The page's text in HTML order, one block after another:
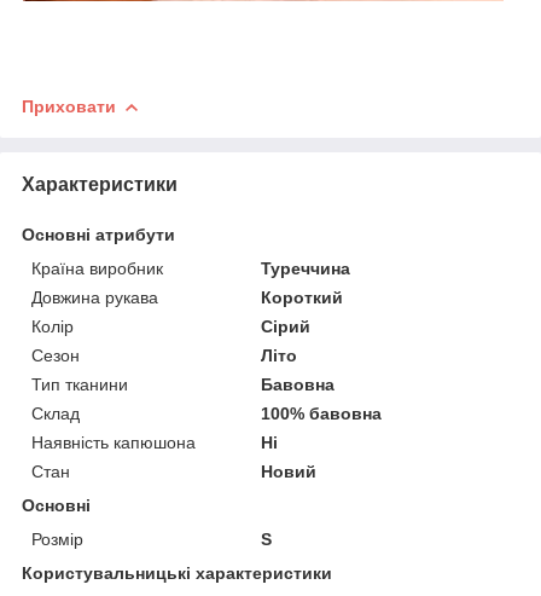
Приховати
Характеристики
Основні атрибути
Країна виробник
Туреччина
Довжина рукава
Короткий
Колір
Сірий
Сезон
Літо
Тип тканини
Бавовна
Склад
100% бавовна
Наявність капюшона
Ні
Стан
Новий
Основні
Розмір
S
Користувальницькі характеристики